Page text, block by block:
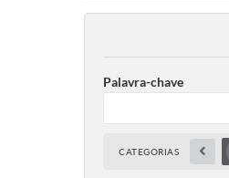
Palavra-chave
CATEGORIAS